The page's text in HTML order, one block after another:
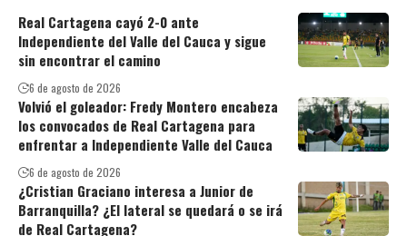
Real Cartagena cayó 2-0 ante
Independiente del Valle del Cauca y sigue
sin encontrar el camino
6 de agosto de 2026
Volvió el goleador: Fredy Montero encabeza
los convocados de Real Cartagena para
enfrentar a Independiente Valle del Cauca
6 de agosto de 2026
¿Cristian Graciano interesa a Junior de
Barranquilla? ¿El lateral se quedará o se irá
de Real Cartagena?